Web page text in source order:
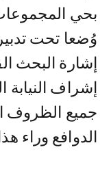
بحي
وُضعا تحت
إشارة البحث
إشراف النيابة
جميع الظروف
الدوافع وراء